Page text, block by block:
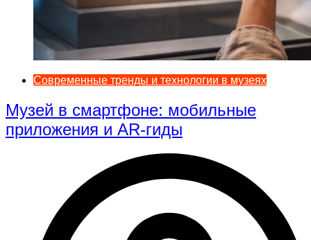
Современные тренды и технологии в музеях
Музей в смартфоне: мобильные
приложения и AR-гиды